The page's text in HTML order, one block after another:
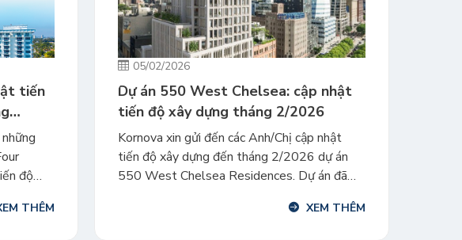
tiến
độ
sang
THÊM
05/02/2026
Dự án 550 West Chelsea: cập nhật
tiến độ xây dựng tháng 2/2026
Kornova xin gửi đến các Anh/Chị cập nhật
tiến độ xây dựng đến tháng 2/2026 dự án
550 West Chelsea Residences. Dự án đã
1/2026, công tác triển khai xây dựng hiện ổn
XEM THÊM